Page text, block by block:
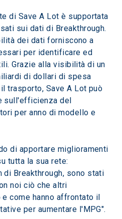
di Save A Lot è supportata
sui dati di Breakthrough.
dei dati forniscono a
per identificare ed
Grazie alla visibilità di un
di dollari di spesa
trasporto, Save A Lot può
sull'efficienza del
per anno di modello e
di apportare miglioramenti
tutta la sua rete:
di Breakthrough, sono stati
noi ciò che altri
come hanno affrontato il
per aumentare l'MPG".